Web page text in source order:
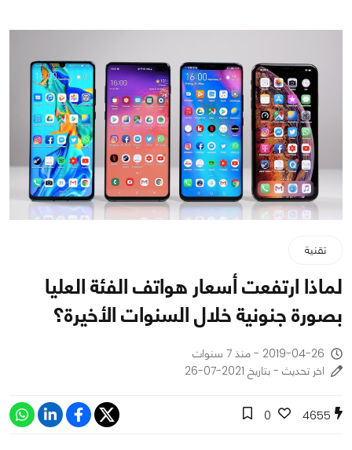
تقنية
لماذا ارتفعت أسعار هواتف الفئة العليا
بصورة جنونية خلال السنوات الأخيرة؟
2019-04-26 - منذ 7 سنوات
اخر تحديث - بتاريخ 2021-07-26
4655
0